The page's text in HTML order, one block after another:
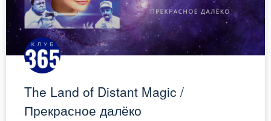
The Land of Distant Magic /
Прекрасное далёко